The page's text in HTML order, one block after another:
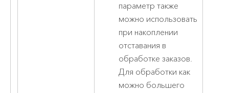
параметр также
можно использовать
при накоплении
отставания в
обработке заказов.
Для обработки как
можно большего